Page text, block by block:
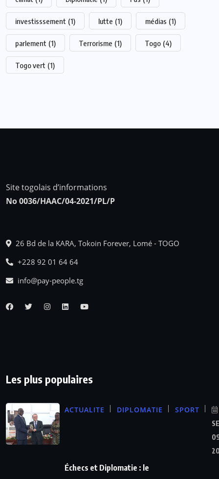
investisssement (1) lutte (1) médias (1)
parlement (1) Terrorisme (1) Togo (4)
Togo vert (1)
Site togolais d’informations
No 0036/HAAC/04-2021/PL/P
26 Bd de la KARA, Tokoin Forever, Lomé - TOGO
+228 92 01 64 64
info@pay-people.tg
Les plus populaires
ACTUALITE DIPLOMATIE SPORT
Échecs et Diplomatie : le